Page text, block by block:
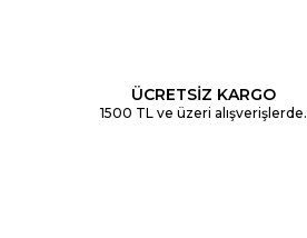
ÜCRETSİZ KARGO
1500 TL ve üzeri alışverişlerde.